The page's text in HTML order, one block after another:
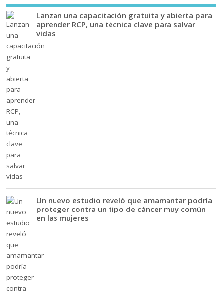
Lanzan una capacitación gratuita y abierta para
aprender RCP, una técnica clave para salvar
vidas
Un nuevo estudio reveló que amamantar podría
proteger contra un tipo de cáncer muy común
en las mujeres